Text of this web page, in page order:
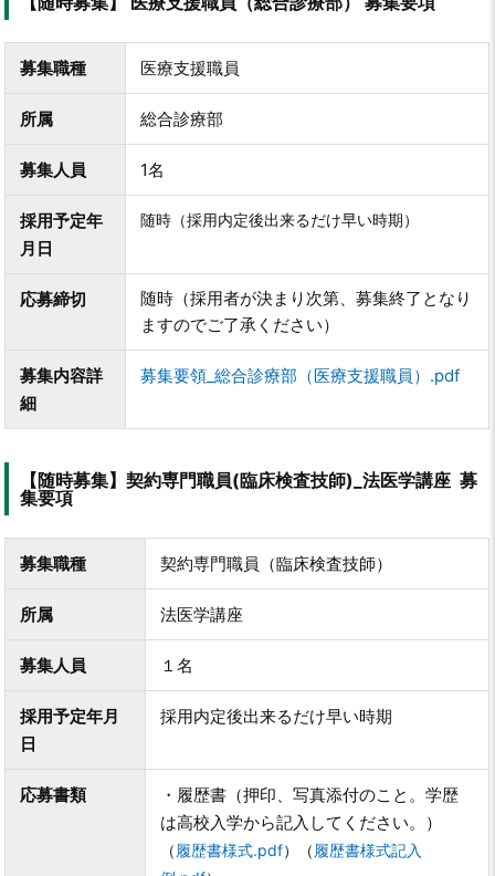
募集職種 医療支援職員
所属 総合診療部
募集人員 1名
採用予定年
月日
随時（採用内定後出来るだけ早い時期）
応募締切 随時 （採用者が決まり次第、募集終了となり
ますのでご了承ください）
募集内容詳
細
募集要領_総合診療部（医療支援職員）.pdf
【随時募集】契約専門職員(臨床検査技師)_法医学講座 募
集要項
募集職種 契約専門職員（臨床検査技師）
所属 法医学講座
募集人員 １名
採用予定年月
日
採用内定後出来るだけ早い時期
応募書類
・履歴書（押印、写真添付のこと。学歴
は高校入学から記入してください。）
（履歴書様式.pdf） （履歴書様式記入